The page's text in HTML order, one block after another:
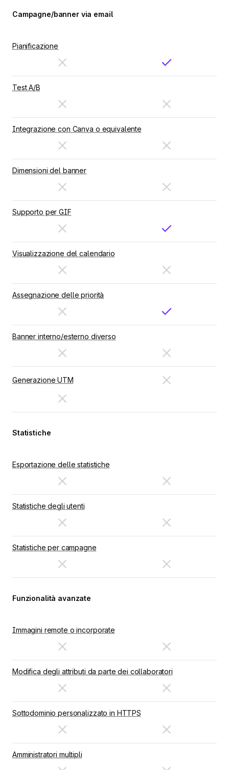
Campagne/banner via email
Pianificazione
Test A/B
Integrazione con Canva o equivalente
Dimensioni del banner
Supporto per GIF
Visualizzazione del calendario
Assegnazione delle priorità
Banner interno/esterno diverso
Generazione UTM
Statistiche
Esportazione delle statistiche
Statistiche degli utenti
Statistiche per campagne
Funzionalità avanzate
Immagini remote o incorporate
Modifica degli attributi da parte dei collaboratori
Sottodominio personalizzato in HTTPS
Amministratori multipli